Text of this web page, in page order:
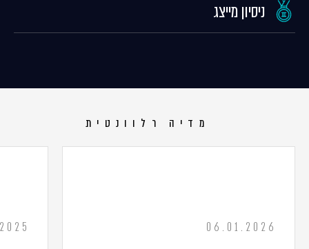
ניסיון מייצג
מדיה רלוונטית
06.01.2026